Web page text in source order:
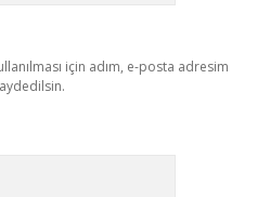
için adım, e-posta adresim